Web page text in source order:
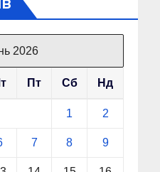
2026
Пт Сб Нд
1 2
7 8 9